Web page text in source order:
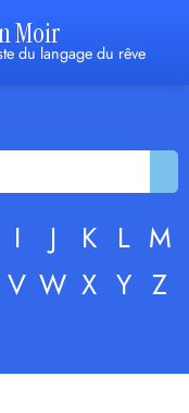
Moir
du langage du rêve
I J K L M
V W X Y Z